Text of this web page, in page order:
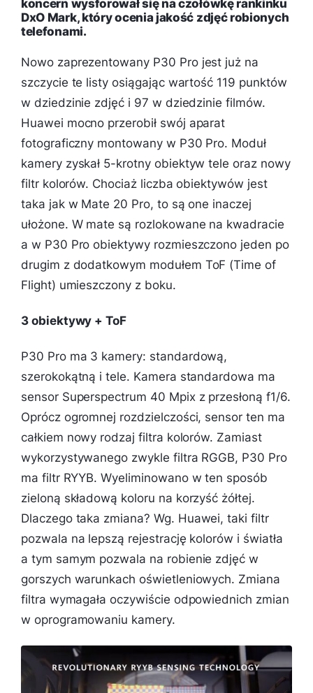
koncern wysforował się na czołówkę rankinku
DxO Mark, który ocenia jakość zdjęć robionych
telefonami.
Nowo zaprezentowany P30 Pro jest już na
szczycie te listy osiągając wartość 119 punktów
w dziedzinie zdjęć i 97 w dziedzinie filmów.
Huawei mocno przerobił swój aparat
fotograficzny montowany w P30 Pro. Moduł
kamery zyskał 5-krotny obiektyw tele oraz nowy
filtr kolorów. Chociaż liczba obiektywów jest
taka jak w Mate 20 Pro, to są one inaczej
ułożone. W mate są rozlokowane na kwadracie
a w P30 Pro obiektywy rozmieszczono jeden po
drugim z dodatkowym modułem ToF (Time of
Flight) umieszczony z boku.
3 obiektywy + ToF
P30 Pro ma 3 kamery: standardową,
szerokokątną i tele. Kamera standardowa ma
sensor Superspectrum 40 Mpix z przesłoną f1/6.
Oprócz ogromnej rozdzielczości, sensor ten ma
całkiem nowy rodzaj filtra kolorów. Zamiast
wykorzystywanego zwykle filtra RGGB, P30 Pro
ma filtr RYYB. Wyeliminowano w ten sposób
zieloną składową koloru na korzyść żółtej.
Dlaczego taka zmiana? Wg. Huawei, taki filtr
pozwala na lepszą rejestrację kolorów i światła
a tym samym pozwala na robienie zdjęć w
gorszych warunkach oświetleniowych. Zmiana
filtra wymagała oczywiście odpowiednich zmian
w oprogramowaniu kamery.